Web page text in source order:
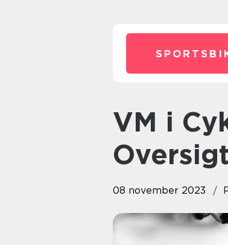
VM i Cykling: En Dybdegående
Oversigt
08 november 2023